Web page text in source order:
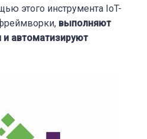
этого инструмента IoT-
выполняют
и автоматизируют